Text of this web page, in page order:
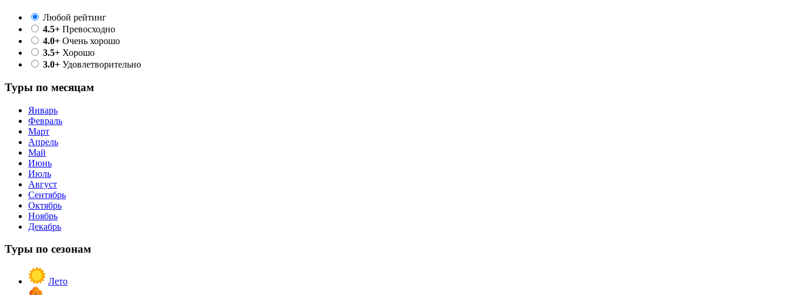
Любой рейтинг
4.5+ Превосходно
4.0+ Очень хорошо
3.5+ Хорошо
3.0+ Удовлетворительно
Туры по месяцам
Январь
Февраль
Март
Апрель
Май
Июнь
Июль
Август
Сентябрь
Октябрь
Ноябрь
Декабрь
Туры по сезонам
Лето